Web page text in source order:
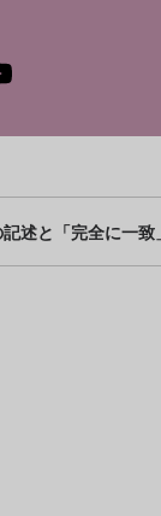
記述と「完全に一